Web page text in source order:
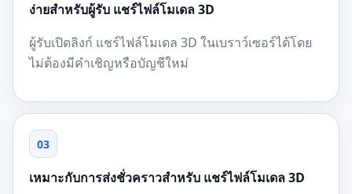
ง่ายสำหรับผู้รับ แชร์ไฟล์โมเดล 3D
ผู้รับเปิดลิงก์ แชร์ไฟล์โมเดล 3D ในเบราว์เซอร์ได้โดย
ไม่ต้องมีคำเชิญหรือบัญชีใหม่
03
เหมาะกับการส่งชั่วคราวสำหรับ แชร์ไฟล์โมเดล 3D